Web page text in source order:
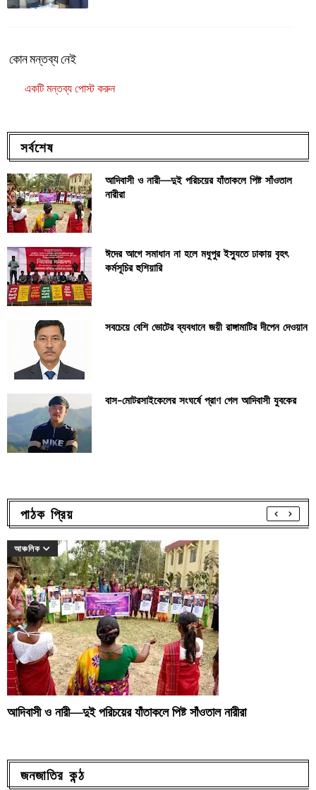
কোন মন্তব্য নেই
একটি মন্তব্য পোস্ট করুন
সর্বশেষ
আদিবাসী ও নারী—দুই পরিচয়ের যাঁতাকলে পিষ্ট সাঁওতাল
নারীরা
ঈদের আগে সমাধান না হলে মধুপুর ইস্যুতে ঢাকায় বৃহৎ
কর্মসূচির হুশিয়ারি
সবচেয়ে বেশি ভোটের ব্যবধানে জয়ী রাঙ্গামাটির দীপেন দেওয়ান
বাস-মোটরসাইকেলের সংঘর্ষে প্রাণ গেল আদিবাসী যুবকের
পাঠক প্রিয়
আঞ্চলিক
আদিবাসী ও নারী—দুই পরিচয়ের যাঁতাকলে পিষ্ট সাঁওতাল নারীরা
জনজাতির কন্ঠ